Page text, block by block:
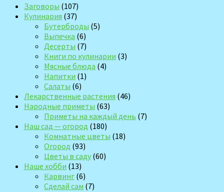
Заговоры (107)
Кулинария (37)
Бутерброды (5)
Выпечка (6)
Десерты (7)
Книги по кулинарии (3)
Мясные блюда (4)
Напитки (1)
Салаты (6)
Лекарственные растения (46)
Народные приметы (63)
Приметы на каждый день (7)
Наш сад — огород (180)
Комнатные цветы (18)
Огород (93)
Цветы в саду (60)
Наше хобби (13)
Карвинг (6)
Сделай сам (7)